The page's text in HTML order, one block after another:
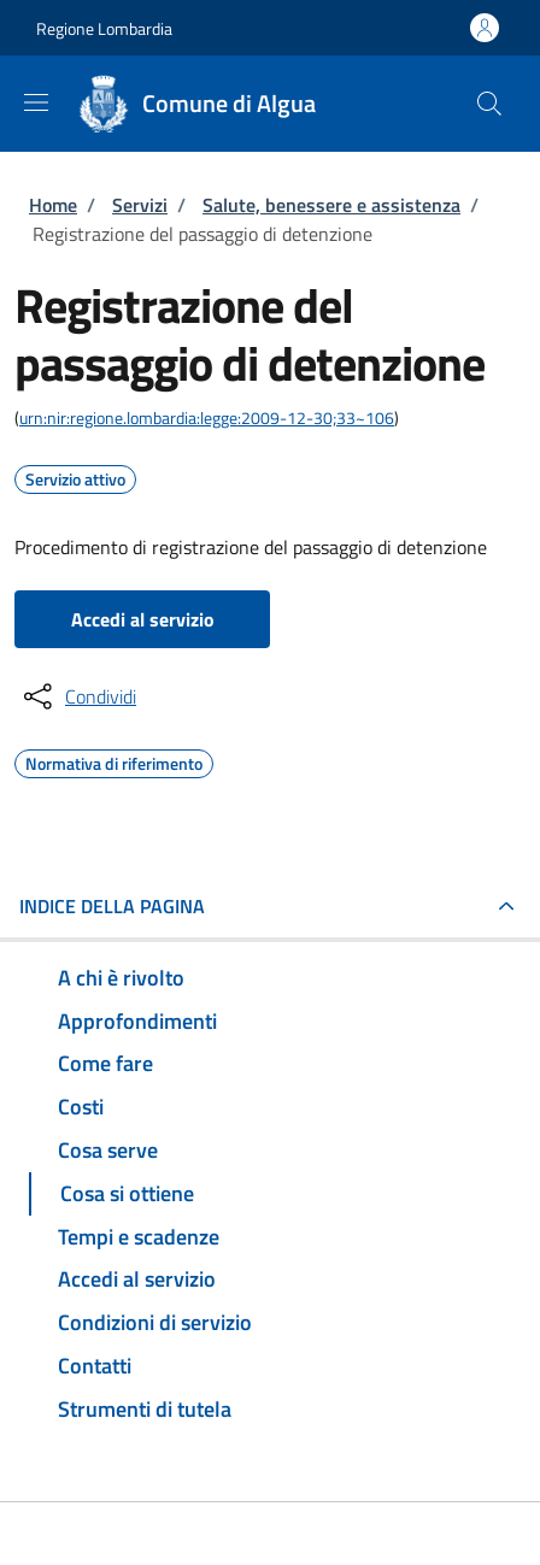
Regione Lombardia
Comune di Algua
Briciole di pane
Home / Servizi / Salute, benessere e assistenza /
Registrazione del passaggio di detenzione
Registrazione del
passaggio di detenzione
(urn:nir:regione.lombardia:legge:2009-12-30;33~106)
Servizio attivo
Procedimento di registrazione del passaggio di detenzione
Accedi al servizio
Condividi
Normativa di riferimento
INDICE DELLA PAGINA
A chi è rivolto
Approfondimenti
Come fare
Costi
Cosa serve
Cosa si ottiene
Tempi e scadenze
Accedi al servizio
Condizioni di servizio
Contatti
Strumenti di tutela